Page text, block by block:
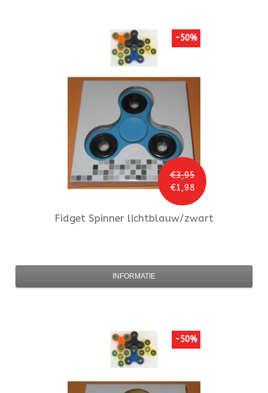
€3,95
€1,98
-50%
Fidget Spinner lichtblauw/zwart
INFORMATIE
-50%